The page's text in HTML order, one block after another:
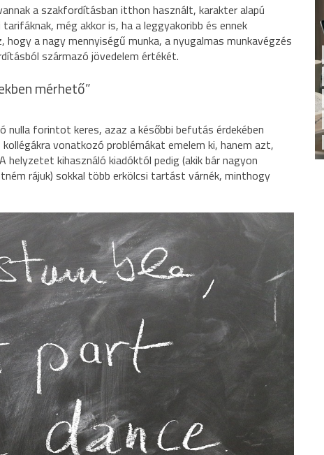
a szakfordításban itthon használt, karakter alapú
még akkor is, ha a leggyakoribb és ennek
a nagy mennyiségű munka, a nyugalmas munkavégzés
származó jövedelem értékét.
mérhető”
forintot keres, azaz a későbbi befutás érdekében
vonatkozó problémákat emelem ki, hanem azt,
kihasználó kiadóktól pedig (akik bár nagyon
rájuk) sokkal több erkölcsi tartást várnék, minthogy